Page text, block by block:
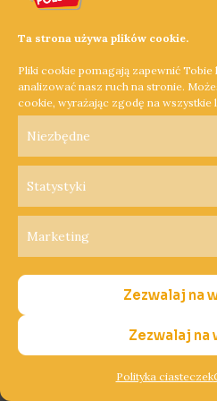
Ta strona używa plików cookie.
Pliki cookie pomagają zapewnić
analizować nasz ruch na stronie.
cookie, wyrażając zgodę na wszystkie
Niezbędne
Statystyki
Marketing
Zezwalaj na
Zezwalaj na
Polityka ciasteczek
sprzed tysiąca lat. Znajdziemy
grodowego. Na szczycie wału
dzwonnica z dzwonem
Dowiedz się więcej »
Polityka